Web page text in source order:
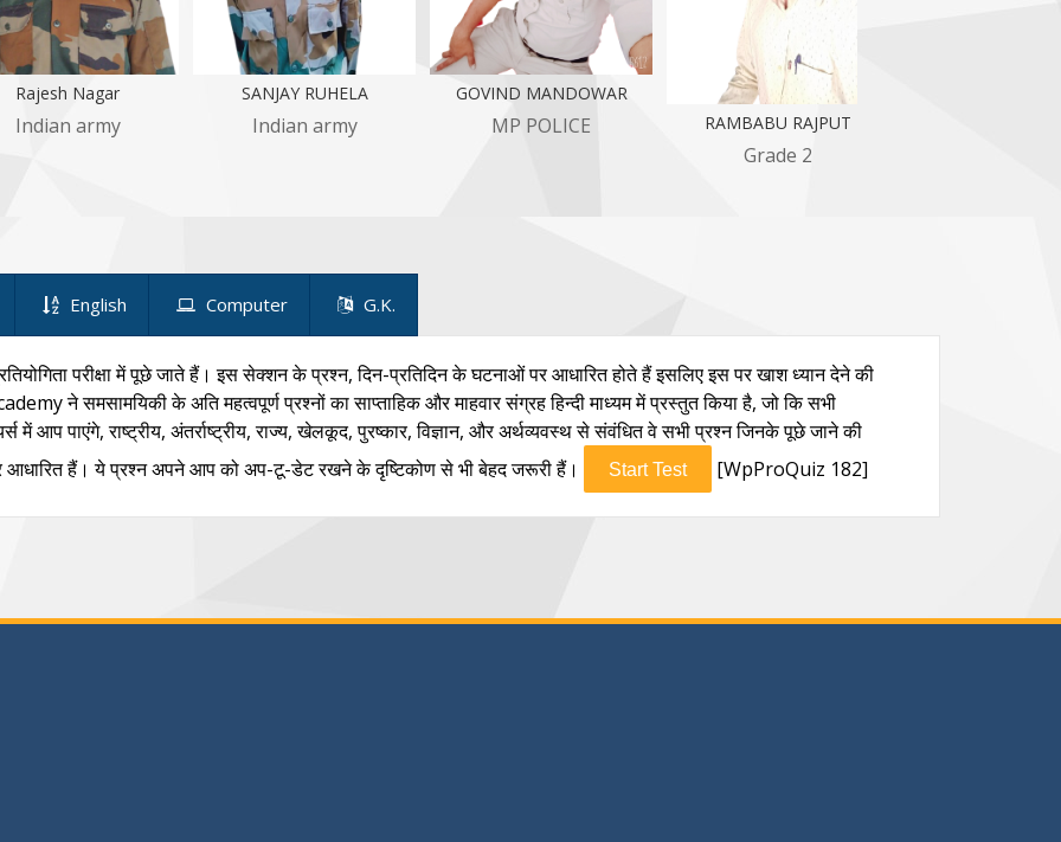
Nagar
army
SANJAY RUHELA
Indian army
GOVIND MANDOWAR
MP POLICE RAMBABU RAJPUT
Grade 2
English Computer G.K.
परीक्षा में पूछे जाते हैं। इस सेक्शन के प्रश्न, दिन-प्रतिदिन के घटनाओं पर आधारित होते हैं इसलिए इस पर खाश ध्यान देने की
ने समसामयिकी के अति महत्वपूर्ण प्रश्नों का साप्ताहिक और माहवार संग्रह हिन्दी माध्यम में प्रस्तुत किया है, जो कि सभी
में आप पाएंगे, राष्ट्रीय, अंतर्राष्ट्रीय, राज्य, खेलकूद, पुरष्कार, विज्ञान, और अर्थव्यवस्थ से संवंधित वे सभी प्रश्न जिनके पूछे जाने की
आधारित हैं। ये प्रश्न अपने आप को अप-टू-डेट रखने के दृष्टिकोण से भी बेहद जरूरी हैं।
Start Test [WpProQuiz 182]